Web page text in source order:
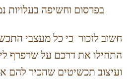
בפרסום וחשיפה בעלויות
חשוב לזכור כי כל מעצבי
התחילו את דרכם על שרפרף
ועיצוב תכשיטים שהכיר להם